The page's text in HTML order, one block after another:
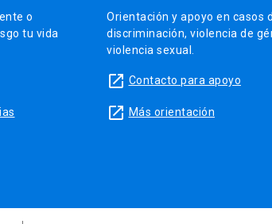
o
tu vida
Orientación y apoyo en casos
discriminación, violencia de
violencia sexual.
launch Contacto para apoyo
launch Más orientación